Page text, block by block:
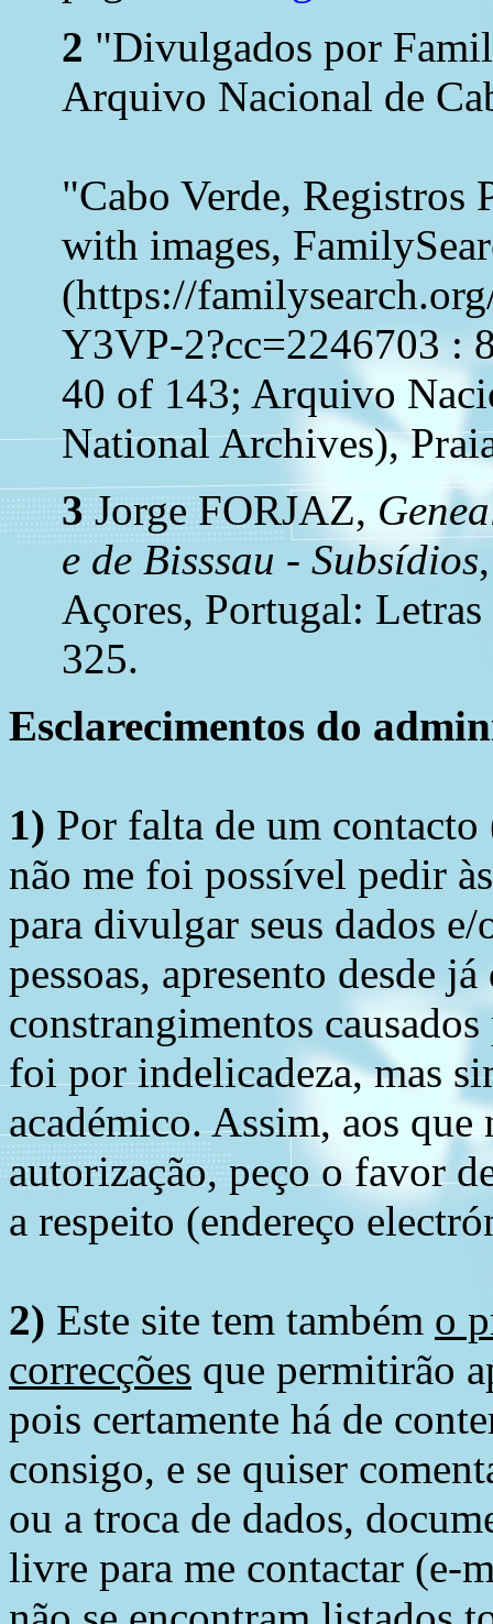
2 "Divulgados por
Arquivo Nacional de
"Cabo Verde, Registros
with images,
(https://
Y3VP-2?cc=2246703 :
40 of 143; Arquivo
National Archives),
3Jorge FORJAZ,
e de Bisssau - Subsídios
Açores, Portugal:
325.
Esclarecimentos do
1) Por falta de um
não me foi possível pedir
para divulgar seus dados
pessoas, apresento desde
constrangimentos
foi por indelicadeza, mas
académico. Assim, aos
autorização, peço o favor
a respeito (endereço
2) Este site tem também o
correcções que permitirão
pois certamente há de
consigo, e se quiser
ou a troca de dados,
livre para me contactar (e-